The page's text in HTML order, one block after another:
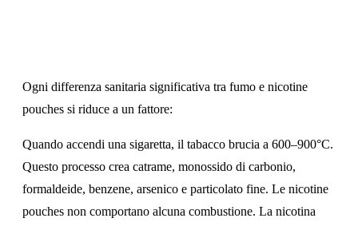
Ogni differenza sanitaria significativa tra fumo e nicotine
pouches si riduce a un fattore:
Quando accendi una sigaretta, il tabacco brucia a 600–900°C.
Questo processo crea catrame, monossido di carbonio,
formaldeide, benzene, arsenico e particolato fine. Le nicotine
pouches non comportano alcuna combustione. La nicotina